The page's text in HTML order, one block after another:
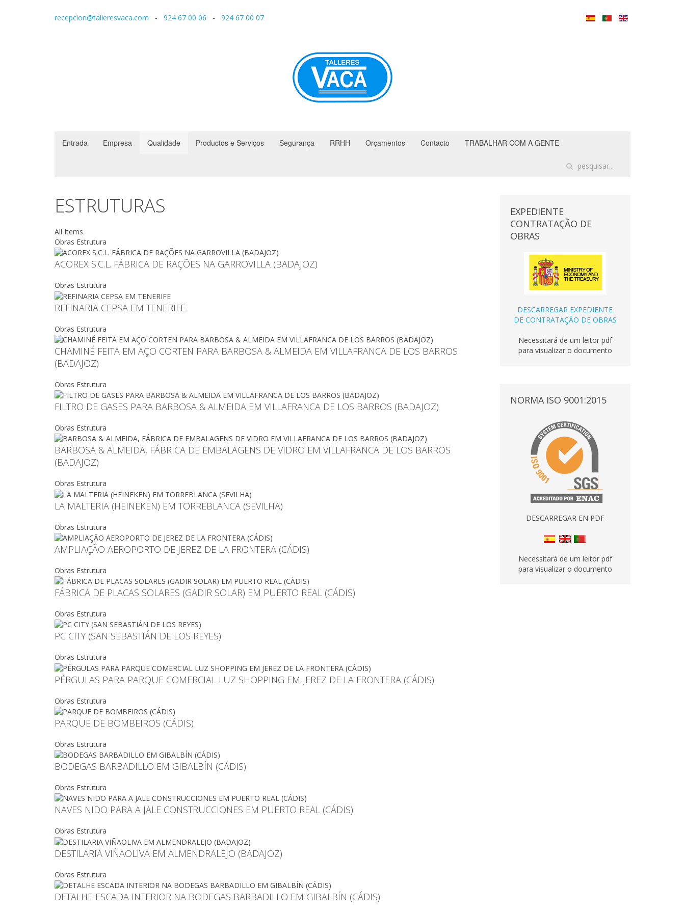
recepcion@talleresvaca.com - 924 67 00 06 - 924 67 00 07
Entrada Empresa Qualidade Productos e Serviços Segurança RRHH Orçamentos Contacto TRABALHAR COM A GENTE
ESTRUTURAS
All Items
Obras Estrutura
ACOREX S.C.L. FÁBRICA DE RAÇÕES NA GARROVILLA (BADAJOZ)
Obras Estrutura
REFINARIA CEPSA EM TENERIFE
Obras Estrutura
CHAMINÉ FEITA EM AÇO CORTEN PARA BARBOSA & ALMEIDA EM VILLAFRANCA DE LOS BARROS
(BADAJOZ)
Obras Estrutura
FILTRO DE GASES PARA BARBOSA & ALMEIDA EM VILLAFRANCA DE LOS BARROS (BADAJOZ)
Obras Estrutura
BARBOSA & ALMEIDA, FÁBRICA DE EMBALAGENS DE VIDRO EM VILLAFRANCA DE LOS BARROS
(BADAJOZ)
Obras Estrutura
LA MALTERIA (HEINEKEN) EM TORREBLANCA (SEVILHA)
Obras Estrutura
AMPLIAÇÃO AEROPORTO DE JEREZ DE LA FRONTERA (CÁDIS)
Obras Estrutura
FÁBRICA DE PLACAS SOLARES (GADIR SOLAR) EM PUERTO REAL (CÁDIS)
Obras Estrutura
PC CITY (SAN SEBASTIÁN DE LOS REYES)
Obras Estrutura
PÉRGULAS PARA PARQUE COMERCIAL LUZ SHOPPING EM JEREZ DE LA FRONTERA (CÁDIS)
Obras Estrutura
PARQUE DE BOMBEIROS (CÁDIS)
Obras Estrutura
BODEGAS BARBADILLO EM GIBALBÍN (CÁDIS)
Obras Estrutura
NAVES NIDO PARA A JALE CONSTRUCCIONES EM PUERTO REAL (CÁDIS)
Obras Estrutura
DESTILARIA VIÑAOLIVA EM ALMENDRALEJO (BADAJOZ)
Obras Estrutura
DETALHE ESCADA INTERIOR NA BODEGAS BARBADILLO EM GIBALBÍN (CÁDIS)
EXPEDIENTE
CONTRATAÇÃO DE
OBRAS
DESCARREGAR EXPEDIENTE
DE CONTRATAÇÃO DE OBRAS
Necessitará de um leitor pdf
para visualizar o documento
NORMA ISO 9001:2015
DESCARREGAR EN PDF
Necessitará de um leitor pdf
para visualizar o documento